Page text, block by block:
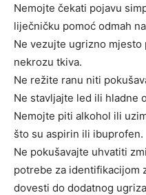
Nemojte čekati pojavu
liječničku pomoć odmah
Ne vezujte ugrizno
nekrozu tkiva.
Ne režite ranu niti
Ne stavljajte led ili hladne
Nemojte piti alkohol ili
što su aspirin ili ibuprofen.
Ne pokušavajte uhvatiti
potrebe za identifikacijom
dovesti do dodatnog ugriza